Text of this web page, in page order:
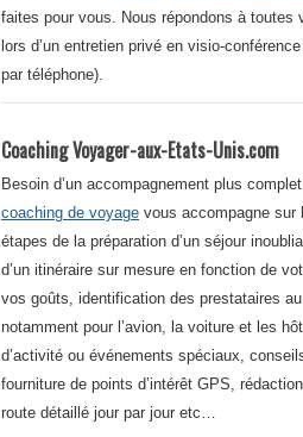
faites pour vous. Nous répondons à toutes
lors d’un entretien privé en visio-
par téléphone).
Coaching Voyager-aux-Etats-Unis.com
Besoin d’un accompagnement plus
coaching de voyage vous accompagne sur
étapes de la préparation d’un séjour
d’un itinéraire sur mesure en fonction de
vos goûts, identification des prestataires
notamment pour l’avion, la voiture et les
d’activité ou événements spéciaux,
fourniture de points d’intérêt GPS,
route détaillé jour par jour etc…